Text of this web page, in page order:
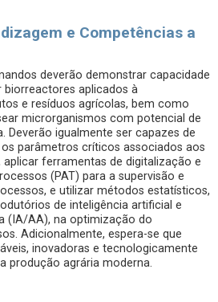
e Competências a
deverão demonstrar capacidade
aplicados à
e resíduos agrícolas, bem como
microrganismos com potencial de
Deverão igualmente ser capazes de
parâmetros críticos associados aos
ferramentas de digitalização e
(PAT) para a supervisão e
e utilizar métodos estatísticos,
de inteligência artificial e
(IA/AA), na optimização do
Adicionalmente, espera-se que
inovadoras e tecnologicamente
produção agrária moderna.